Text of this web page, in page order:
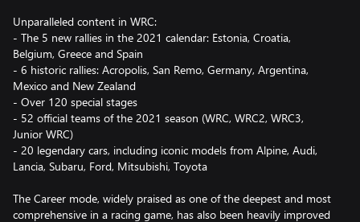
Unparalleled content in WRC:
- The 5 new rallies in the 2021 calendar: Estonia, Croatia,
Belgium, Greece and Spain
- 6 historic rallies: Acropolis, San Remo, Germany, Argentina,
Mexico and New Zealand
- Over 120 special stages
- 52 official teams of the 2021 season (WRC, WRC2, WRC3,
Junior WRC)
- 20 legendary cars, including iconic models from Alpine, Audi,
Lancia, Subaru, Ford, Mitsubishi, Toyota
The Career mode, widely praised as one of the deepest and most
comprehensive in a racing game, has also been heavily improved